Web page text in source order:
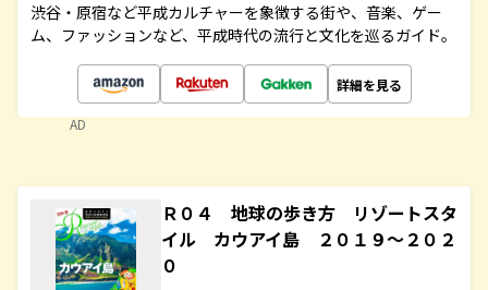
渋谷・原宿など平成カルチャーを象徴する街や、音楽、ゲー
ム、ファッションなど、平成時代の流行と文化を巡るガイド。
詳細を見る
AD
Ｒ０４ 地球の歩き方 リゾートスタ
イル カウアイ島 ２０１９～２０２
０